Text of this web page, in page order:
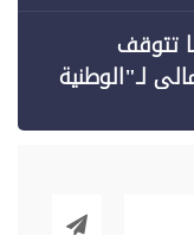
تتوقف
لـ"الوطنية